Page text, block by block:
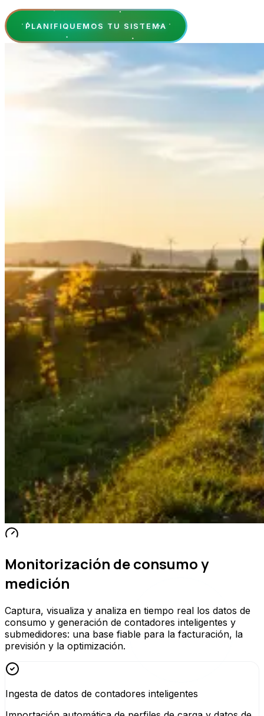
PLANIFIQUEMOS TU SISTEMA
Monitorización de consumo y
medición
Captura, visualiza y analiza en tiempo real los datos de
consumo y generación de contadores inteligentes y
submedidores: una base fiable para la facturación, la
previsión y la optimización.
Ingesta de datos de contadores inteligentes